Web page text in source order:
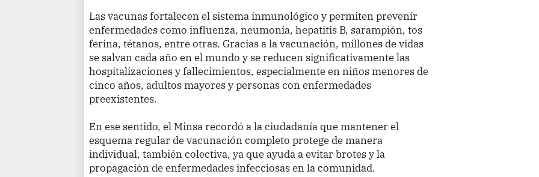
Las vacunas fortalecen el sistema inmunológico y permiten prevenir
enfermedades como influenza, neumonía, hepatitis B, sarampión, tos
ferina, tétanos, entre otras. Gracias a la vacunación, millones de vidas
se salvan cada año en el mundo y se reducen significativamente las
hospitalizaciones y fallecimientos, especialmente en niños menores de
cinco años, adultos mayores y personas con enfermedades
preexistentes.
En ese sentido, el Minsa recordó a la ciudadanía que mantener el
esquema regular de vacunación completo protege de manera
individual, también colectiva, ya que ayuda a evitar brotes y la
propagación de enfermedades infecciosas en la comunidad.